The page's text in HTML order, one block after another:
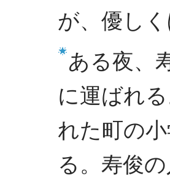
が、優し
ある夜、
に運ばれ
れた町の
る。寿俊